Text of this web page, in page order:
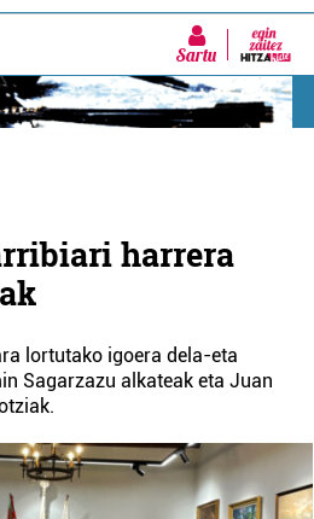
Sartu
harrera
lortutako igoera dela-eta
Sagarzazu alkateak eta Juan